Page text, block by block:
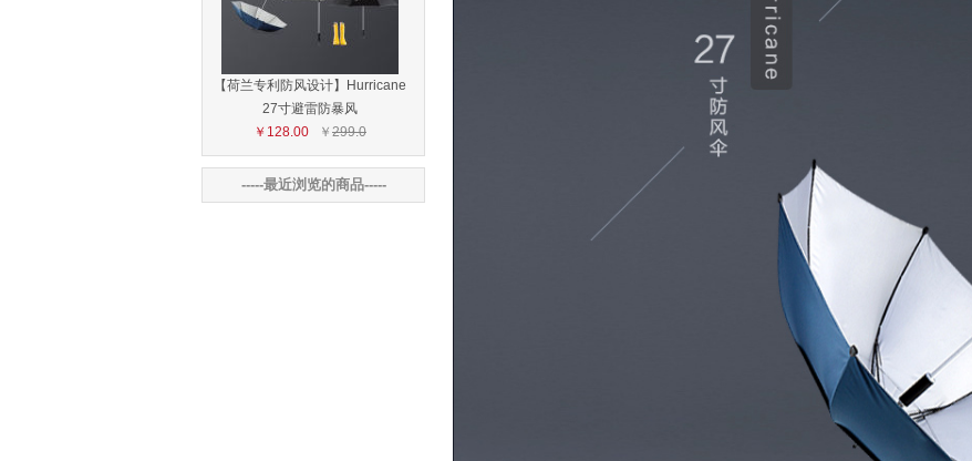
【荷兰专利防风设计】Hurricane
27寸避雷防暴风
￥128.00
￥ 299.0
-----最近浏览的商品-----